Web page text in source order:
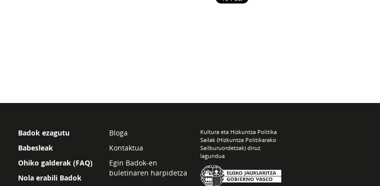
Badok ezagutu
Babesleak
Ohiko galderak (FAQ)
Nola erabili Badok
Bloga
Kontaktua
Egin Badok-en
buletinaren harpidetza
Kultura eta Hizkuntza Politika
Sailak (Hizkuntza Politikarako
Sailburuordetzak) diruz
lagundua